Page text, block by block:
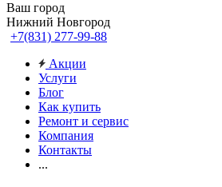
Ваш город
Нижний Новгород
+7(831) 277-99-88
Акции
Услуги
Блог
Как купить
Ремонт и сервис
Компания
Контакты
...